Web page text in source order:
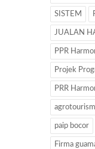
SISTEM
JUALAN
PPR
Projek
PRR
agrotourism
paip bocor
Firma